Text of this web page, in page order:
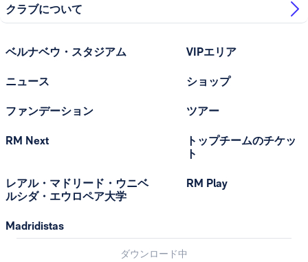
クラブについて
ベルナベウ・スタジアム
ニュース
ファンデーション
RM Next
レアル・マドリード・ウニベ
ルシダ・エウロペア大学
Madridistas
VIPエリア
ショップ
ツアー
トップチームのチケッ
ト
RM Play
ダウンロード中